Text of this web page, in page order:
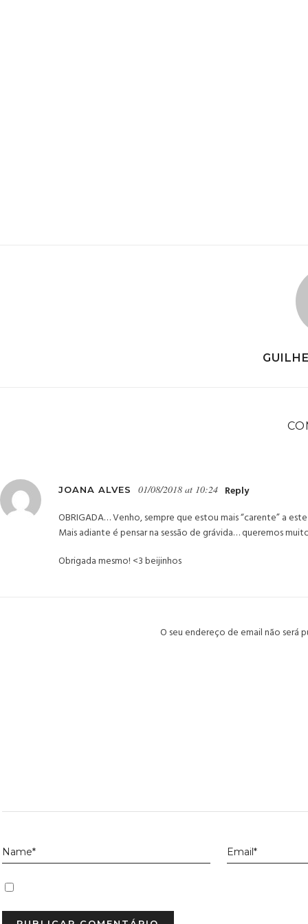
JOANA ALVES 01/08/2018 at 10:24 Reply
OBRIGADA… Venho, sempre que estou mais “carente” a
Mais adiante é pensar na sessão de grávida… queremos
Obrigada mesmo! <3 beijinhos
O seu endereço de email não será